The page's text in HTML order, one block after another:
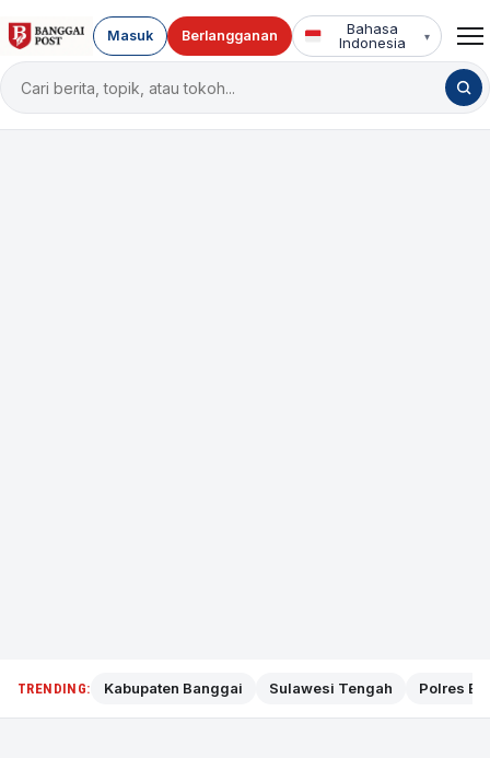
Cari
berita
Masuk Berlangganan
Bahasa
Indonesia
▾
TRENDING: Kabupaten Banggai Sulawesi Tengah Polres